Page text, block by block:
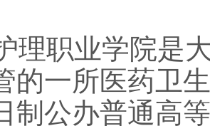
理职业学院是
的一所医药卫
制公办普通高